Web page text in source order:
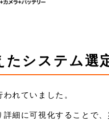
たシステム選
れていました。
細に可視化することで